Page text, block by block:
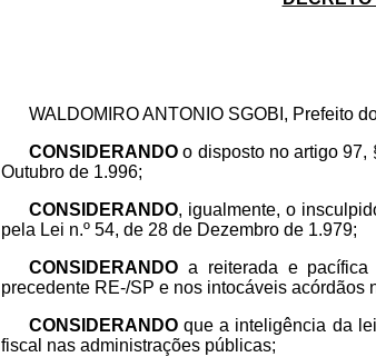
WALDOMIRO ANTONIO SGOBI, Prefeito
CONSIDERANDO o disposto no artigo 97,
Outubro de 1.996;
CONSIDERANDO, igualmente, o
pela Lei n.º 54, de 28 de Dezembro de 1.979;
CONSIDERANDO a reiterada e pacífica
precedente RE-/SP e nos intocáveis acórdãos
CONSIDERANDO que a inteligência da
fiscal nas administrações públicas;